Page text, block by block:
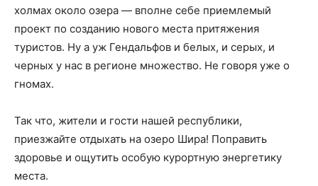
холмах около озера — вполне себе приемлемый
проект по созданию нового места притяжения
туристов. Ну а уж Гендальфов и белых, и серых, и
черных у нас в регионе множество. Не говоря уже о
гномах.
Так что, жители и гости нашей республики,
приезжайте отдыхать на озеро Шира! Поправить
здоровье и ощутить особую курортную энергетику
места.